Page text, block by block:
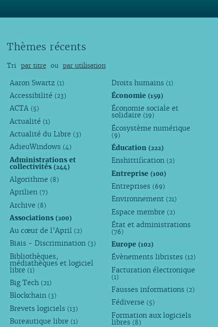
Thèmes récents
Tri par titre ou par utilisation
Aaron Swartz (1)
Accessibilité (23)
ACTA (5)
Actualité (1)
Actualité du Libre (3)
AdieuWindows (4)
Administrations et
collectivités (244)
Algorithme (8)
Aprilien (7)
Archive (8)
Associations (200)
Au cœur de l’April (2)
Biais - Discrimination (3)
Bibliothèques,
médiathèques et logiciel
libre (1)
Big Tech (21)
Blockchain (3)
Brevets logiciels (13)
Bureautique libre (1)
Droits humains (1)
Économie(159)
Économie sociale et
solidaire (19)
Écosystème numérique
(9)
Éducation(222)
Enshittification (2)
Entreprise(100)
Entreprises (69)
Environnement (21)
Espace membre (2)
État et administrations
(76)
Europe(102)
Évènements libristes (12)
Facturation électronique
(1)
Fausses informations (2)
Fédiverse (5)
Formation aux logiciels
libres (8)